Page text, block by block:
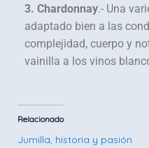
3. Chardonnay.- Una
adaptado bien a las
complejidad, cuerpo y
vainilla a los vinos
Relacionado
Jumilla, historia y pasión